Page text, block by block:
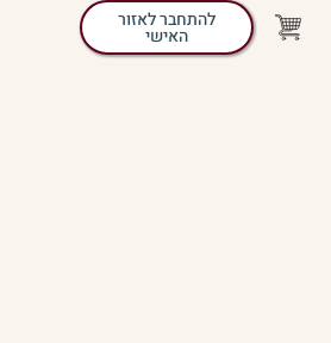
להתחבר לאזור
האישי